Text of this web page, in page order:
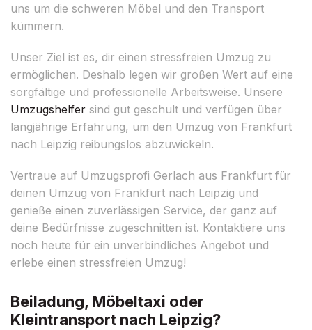
uns um die schweren Möbel und den Transport
kümmern.
Unser Ziel ist es, dir einen stressfreien Umzug zu
ermöglichen. Deshalb legen wir großen Wert auf eine
sorgfältige und professionelle Arbeitsweise. Unsere
Umzugshelfer sind gut geschult und verfügen über
langjährige Erfahrung, um den Umzug von Frankfurt
nach Leipzig reibungslos abzuwickeln.
Vertraue auf Umzugsprofi Gerlach aus Frankfurt für
deinen Umzug von Frankfurt nach Leipzig und
genieße einen zuverlässigen Service, der ganz auf
deine Bedürfnisse zugeschnitten ist. Kontaktiere uns
noch heute für ein unverbindliches Angebot und
erlebe einen stressfreien Umzug!
Beiladung, Möbeltaxi oder
Kleintransport nach Leipzig?